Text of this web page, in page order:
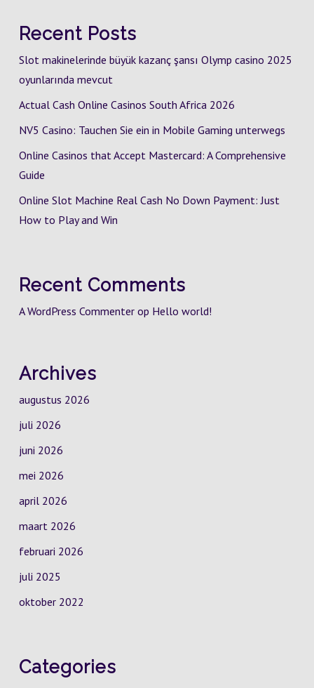
Recent Posts
Slot makinelerinde büyük kazanç şansı Olymp casino 2025
oyunlarında mevcut
Actual Cash Online Casinos South Africa 2026
NV5 Casino: Tauchen Sie ein in Mobile Gaming unterwegs
Online Casinos that Accept Mastercard: A Comprehensive
Guide
Online Slot Machine Real Cash No Down Payment: Just
How to Play and Win
Recent Comments
A WordPress Commenterop Hello world!
Archives
augustus 2026
juli 2026
juni 2026
mei 2026
april 2026
maart 2026
februari 2026
juli 2025
oktober 2022
Categories